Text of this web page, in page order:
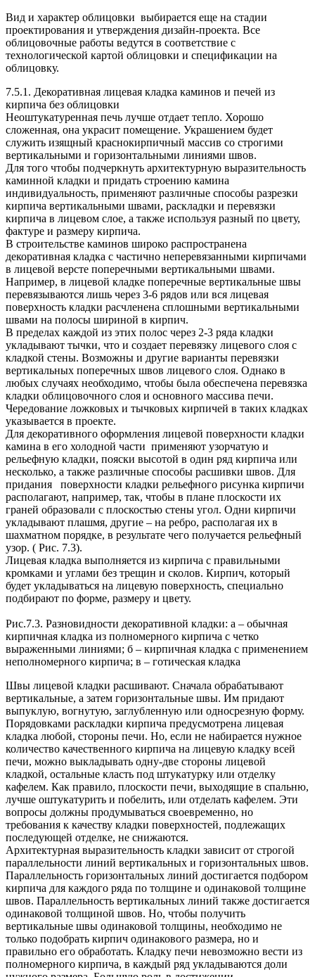
Вид и характер облицовки выбирается еще на стадии
проектирования и утверждения дизайн-проекта. Все
облицовочные работы ведутся в соответствие с
технологической картой облицовки и спецификации на
облицовку.
7.5.1. Декоративная лицевая кладка каминов и печей из
кирпича без облицовки
Неоштукатуренная печь лучше отдает тепло. Хорошо
сложенная, она украсит помещение. Украшением будет
служить изящный краснокирпичный массив со строгими
вертикальными и горизонтальными линиями швов.
Для того чтобы подчеркнуть архитектурную выразительность
каминной кладки и придать строению камина
индивидуальность, применяют различные способы разрезки
кирпича вертикальными швами, раскладки и перевязки
кирпича в лицевом слое, а также используя разный по цвету,
фактуре и размеру кирпича.
В строительстве каминов широко распространена
декоративная кладка с частично неперевязанными кирпичами
в лицевой версте поперечными вертикальными швами.
Например, в лицевой кладке поперечные вертикальные швы
перевязываются лишь через 3-6 рядов или вся лицевая
поверхность кладки расчленена сплошными вертикальными
швами на полосы шириной в кирпич.
В пределах каждой из этих полос через 2-3 ряда кладки
укладывают тычки, что и создает перевязку лицевого слоя с
кладкой стены. Возможны и другие варианты перевязки
вертикальных поперечных швов лицевого слоя. Однако в
любых случаях необходимо, чтобы была обеспечена перевязка
кладки облицовочного слоя и основного массива печи.
Чередование ложковых и тычковых кирпичей в таких кладках
указывается в проекте.
Для декоративного оформления лицевой поверхности кладки
камина в его холодной части применяют узорчатую и
рельефную кладки, пояски высотой в один ряд кирпича или
несколько, а также различные способы расшивки швов. Для
придания поверхности кладки рельефного рисунка кирпичи
располагают, например, так, чтобы в плане плоскости их
граней образовали с плоскостью стены угол. Одни кирпичи
укладывают плашмя, другие – на ребро, располагая их в
шахматном порядке, в результате чего получается рельефный
узор. ( Рис. 7.3).
Лицевая кладка выполняется из кирпича с правильными
кромками и углами без трещин и сколов. Кирпич, который
будет укладываться на лицевую поверхность, специально
подбирают по форме, размеру и цвету.
Рис.7.3. Разновидности декоративной кладки: а – обычная
кирпичная кладка из полномерного кирпича с четко
выраженными линиями; б – кирпичная кладка с применением
неполномерного кирпича; в – готическая кладка
Швы лицевой кладки расшивают. Сначала обрабатывают
вертикальные, а затем горизонтальные швы. Им придают
выпуклую, вогнутую, заглубленную или односрезную форму.
Порядовками раскладки кирпича предусмотрена лицевая
кладка любой, стороны печи. Но, если не набирается нужное
количество качественного кирпича на лицевую кладку всей
печи, можно выкладывать одну-две стороны лицевой
кладкой, остальные класть под штукатурку или отделку
кафелем. Как правило, плоскости печи, выходящие в спальню,
лучше оштукатурить и побелить, или отделать кафелем. Эти
вопросы должны продумываться своевременно, но
требования к качеству кладки поверхностей, подлежащих
последующей отделке, не снижаются.
Архитектурная выразительность кладки зависит от строгой
параллельности линий вертикальных и горизонтальных швов.
Параллельность горизонтальных линий достигается подбором
кирпича для каждого ряда по толщине и одинаковой толщине
швов. Параллельность вертикальных линий также достигается
одинаковой толщиной швов. Но, чтобы получить
вертикальные швы одинаковой толщины, необходимо не
только подобрать кирпич одинакового размера, но и
правильно его обработать. Кладку печи невозможно вести из
полномерного кирпича, в каждый ряд укладываются доли